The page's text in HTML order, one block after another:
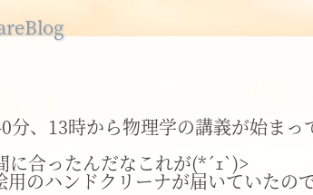
Blog
分、13時から物理学の講義が始まっ
に合ったんだなこれが(*´ｪ`)>
のハンドクリーナが届いていたの